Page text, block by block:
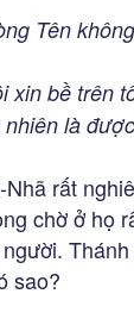
Tên
xin bề trên
là
Nhã rất
chờ ở họ
sao?